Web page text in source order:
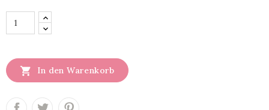
 In den Warenkorb